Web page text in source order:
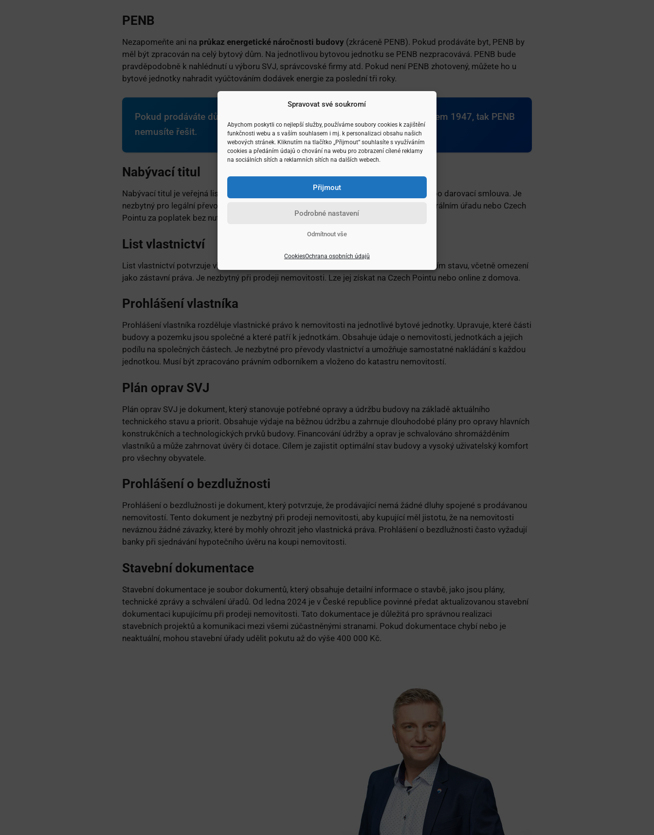
Spravovat své soukromí
Abychom poskytli co nejlepší služby, používáme soubory cookies k zajištění
funkčnosti webu a s vaším souhlasem i mj. k personalizaci obsahu našich
webových stránek. Kliknutím na tlačítko „Přijmout“ souhlasíte s využíváním
cookies a předáním údajů o chování na webu pro zobrazení cílené reklamy
na sociálních sítích a reklamních sítích na dalších webech.
Přijmout
Odmítnout vše
Podrobné nastavení
CookiesOchrana osobních údajů
PENB
Nezapomeňte ani na průkaz energetické náročnosti budovy (zkráceně PENB). Pokud prodáváte byt, PENB by
měl být zpracován na celý bytový dům. Na jednotlivou bytovou jednotku se PENB nezpracovává. PENB bude
pravděpodobně k nahlédnutí u výboru SVJ, správcovské firmy atd. Pokud není PENB zhotovený, můžete ho u
bytové jednotky nahradit vyúčtováním dodávek energie za poslední tři roky.
Pokud prodáváte dům, který byl postaven nebo rekonstruovaná před rokem 1947, tak PENB
nemusíte řešit.
Nabývací titul
Nabývací titul je veřejná listina potvrzující nabytí vlastnictví nemovitosti, jako kupní nebo darovací smlouva. Je
nezbytný pro legální převod a zápis do katastru nemovitostí. Kopii lze získat na katastrálním úřadu nebo Czech
Pointu za poplatek bez nutnosti prokazovat totožnost.
List vlastnictví
List vlastnictví potvrzuje vlastnictví nemovitosti a obsahuje důležité informace o právním stavu, včetně omezení
jako zástavní práva. Je nezbytný při prodeji nemovitosti. Lze jej získat na Czech Pointu nebo online z domova.
Prohlášení vlastníka
Prohlášení vlastníka rozděluje vlastnické právo k nemovitosti na jednotlivé bytové jednotky. Upravuje, které části
budovy a pozemku jsou společné a které patří k jednotkám. Obsahuje údaje o nemovitosti, jednotkách a jejich
podílu na společných částech. Je nezbytné pro převody vlastnictví a umožňuje samostatné nakládání s každou
jednotkou. Musí být zpracováno právním odborníkem a vloženo do katastru nemovitostí.
Plán oprav SVJ
Plán oprav SVJ je dokument, který stanovuje potřebné opravy a údržbu budovy na základě aktuálního
technického stavu a priorit. Obsahuje výdaje na běžnou údržbu a zahrnuje dlouhodobé plány pro opravy hlavních
konstrukčních a technologických prvků budovy. Financování údržby a oprav je schvalováno shromážděním
vlastníků a může zahrnovat úvěry či dotace. Cílem je zajistit optimální stav budovy a vysoký uživatelský komfort
pro všechny obyvatele.
Prohlášení o bezdlužnosti
Prohlášení o bezdlužnosti je dokument, který potvrzuje, že prodávající nemá žádné dluhy spojené s prodávanou
nemovitostí. Tento dokument je nezbytný při prodeji nemovitosti, aby kupující měl jistotu, že na nemovitosti
neváznou žádné závazky, které by mohly ohrozit jeho vlastnická práva. Prohlášení o bezdlužnosti často vyžadují
banky při sjednávání hypotečního úvěru na koupi nemovitosti.
Stavební dokumentace
Stavební dokumentace je soubor dokumentů, který obsahuje detailní informace o stavbě, jako jsou plány,
technické zprávy a schválení úřadů. Od ledna 2024 je v České republice povinné předat aktualizovanou stavební
dokumentaci kupujícímu při prodeji nemovitosti. Tato dokumentace je důležitá pro správnou realizaci
stavebních projektů a komunikaci mezi všemi zúčastněnými stranami. Pokud dokumentace chybí nebo je
neaktuální, mohou stavební úřady udělit pokutu až do výše 400 000 Kč.